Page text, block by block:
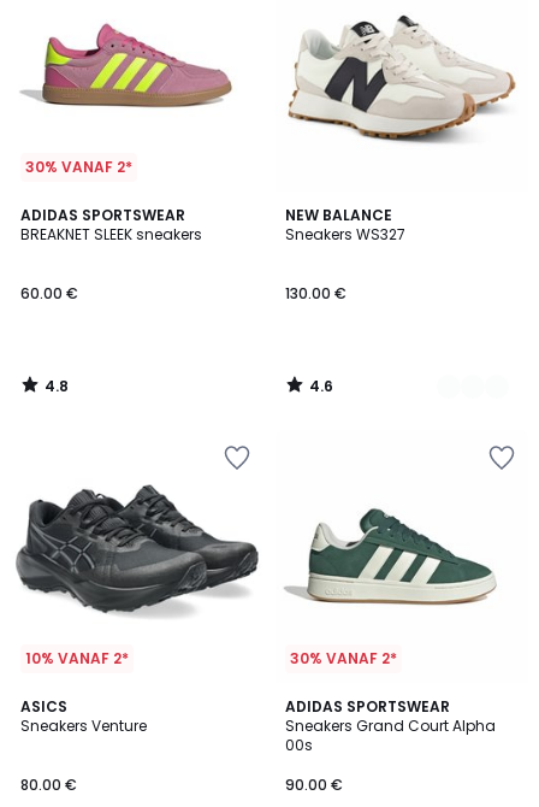
30% VANAF 2*
ADIDAS SPORTSWEAR
BREAKNET SLEEK sneakers
60.00 €
4.8
/ 5
4.8
/
NEW BALANCE
Sneakers WS327
130.00 €
4.6
/ 5
3
Kleuren
4.6
/
10% VANAF 2*
ASICS
Sneakers Venture
80.00 €
4.9
/ 5
2
Kleuren
30% VANAF 2*
ADIDAS SPORTSWEAR
Sneakers Grand Court Alpha
00s
90.00 €
4.9
/ 5
2
Kleuren